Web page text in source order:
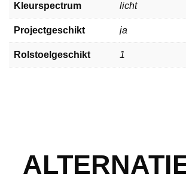
Kleurspectrum licht
Projectgeschikt ja
Rolstoelgeschikt 1